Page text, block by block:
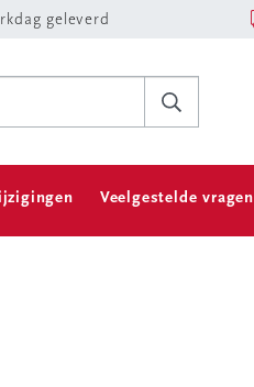
geleverd
Veelgestelde vragen